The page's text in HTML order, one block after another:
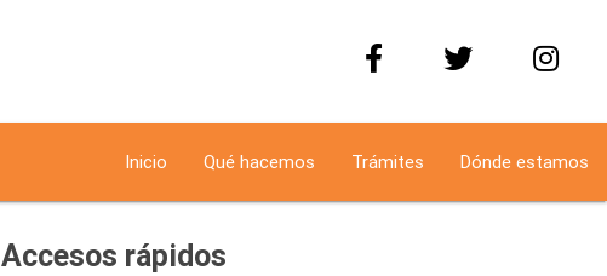
Inicio Qué hacemos Trámites Dónde estamos
Accesos rápidos